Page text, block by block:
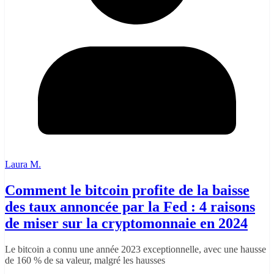
Laura M.
Comment le bitcoin profite de la baisse
des taux annoncée par la Fed : 4 raisons
de miser sur la cryptomonnaie en 2024
Le bitcoin a connu une année 2023 exceptionnelle, avec une hausse
de 160 % de sa valeur, malgré les hausses